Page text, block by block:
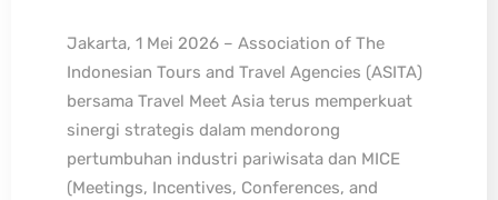
Jakarta, 1 Mei 2026 – Association of The
Indonesian Tours and Travel Agencies (ASITA)
bersama Travel Meet Asia terus memperkuat
sinergi strategis dalam mendorong
pertumbuhan industri pariwisata dan MICE
(Meetings, Incentives, Conferences, and